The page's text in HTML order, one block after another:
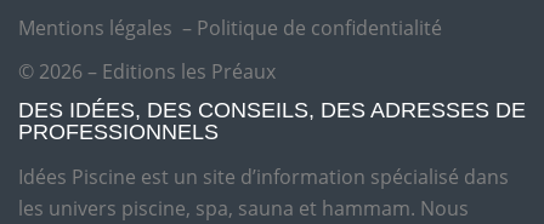
Mentions légales – Politique de confidentialité
© 2026 – Editions les Préaux
DES IDÉES, DES CONSEILS, DES ADRESSES DE
PROFESSIONNELS
Idées Piscine est un site d’information spécialisé dans
les univers piscine, spa, sauna et hammam. Nous